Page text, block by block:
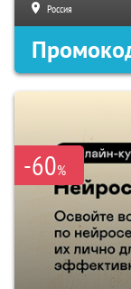
Россия
-60%